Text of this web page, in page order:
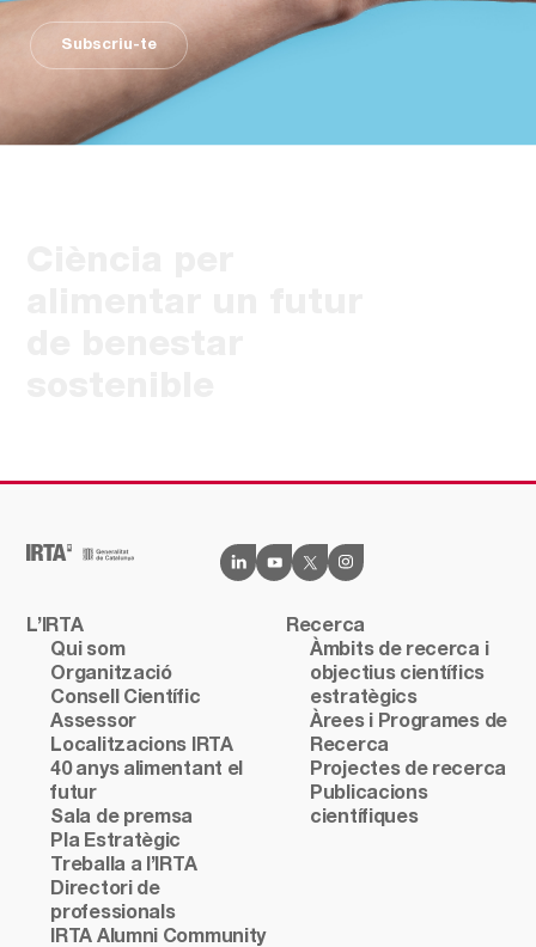
Subscriu-te
L’IRTA
Qui som
Organització
Consell Científic
Assessor
Localitzacions IRTA
40 anys alimentant el
futur
Sala de premsa
Pla Estratègic
Treballa a l’IRTA
Directori de
professionals
IRTA Alumni Community
Recerca
Àmbits de recerca i
objectius científics
estratègics
Àrees i Programes de
Recerca
Projectes de recerca
Publicacions
científiques